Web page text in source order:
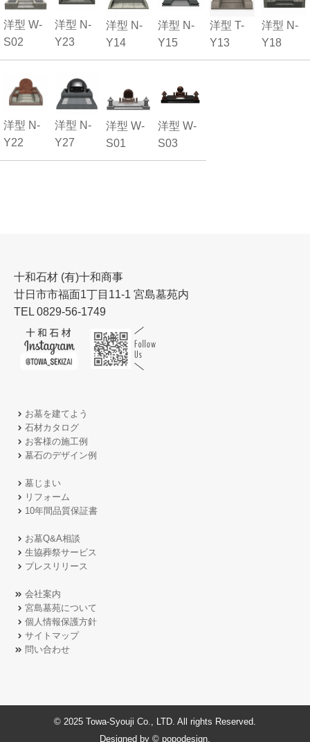
洋型 W-
S02
洋型 N-
Y23
洋型 N-
Y14
洋型 N-
Y15
洋型 T-
Y13
洋型 N-
Y18
洋型 N-
Y22
洋型 N-
Y27
洋型 W-
S01
洋型 W-
S03
十和石材 (有)十和商事
廿日市市福面1丁目11-1 宮島墓苑内
TEL 0829-56-1749
お墓を建てよう
石材カタログ
お客様の施工例
墓石のデザイン例
墓じまい
リフォーム
10年間品質保証書
お墓Q&A相談
生協葬祭サービス
プレスリリース
会社案内
宮島墓苑について
個人情報保護方針
サイトマップ
問い合わせ
© 2025 Towa-Syouji Co., LTD. All rights Reserved.
Designed by © popodesign.